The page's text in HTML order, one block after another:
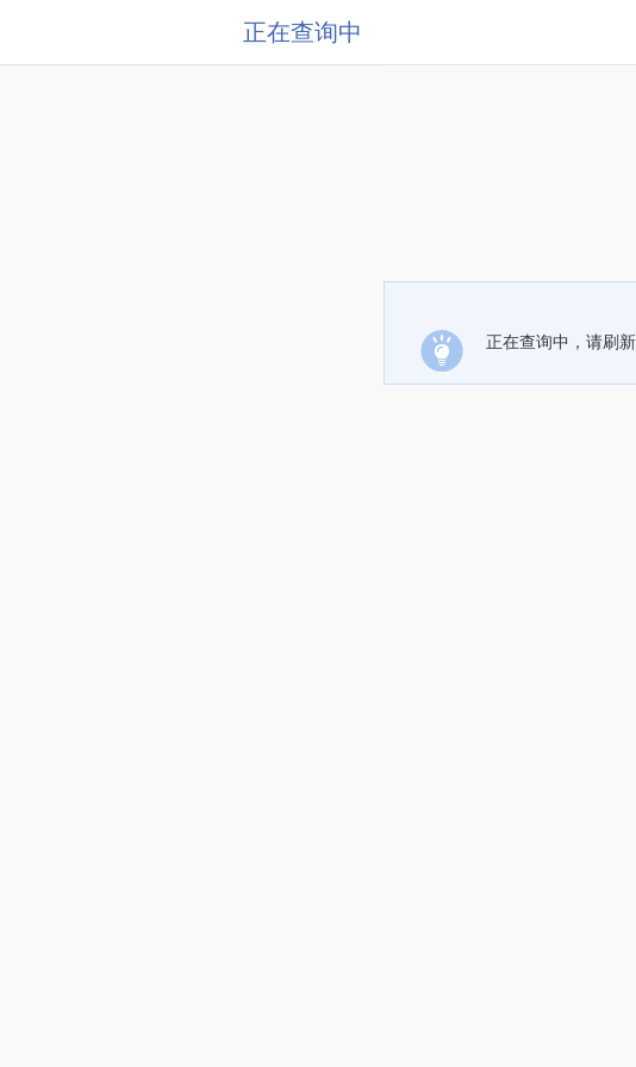
正在查询中
正在查询中，请刷